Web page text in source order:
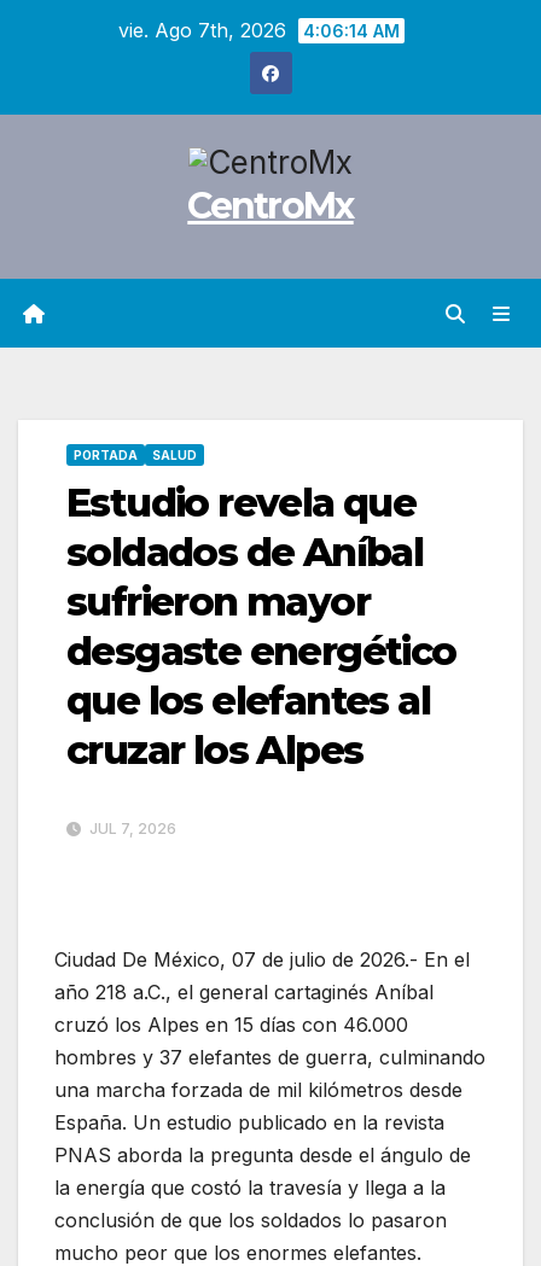
vie. Ago 7th, 2026 4:06:15 AM
CentroMx
PORTADA SALUD
Estudio revela que
soldados de Aníbal
sufrieron mayor
desgaste energético
que los elefantes al
cruzar los Alpes
JUL 7, 2026
Ciudad De México, 07 de julio de 2026.- En el
año 218 a.C., el general cartaginés Aníbal
cruzó los Alpes en 15 días con 46.000
hombres y 37 elefantes de guerra, culminando
una marcha forzada de mil kilómetros desde
España. Un estudio publicado en la revista
PNAS aborda la pregunta desde el ángulo de
la energía que costó la travesía y llega a la
conclusión de que los soldados lo pasaron
mucho peor que los enormes elefantes.